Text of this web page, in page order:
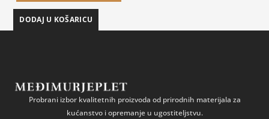
DODAJ U KOŠARICU
Probrani izbor kvalitetnih proizvoda od prirodnih materijala za
kućanstvo i opremanje u ugostiteljstvu.